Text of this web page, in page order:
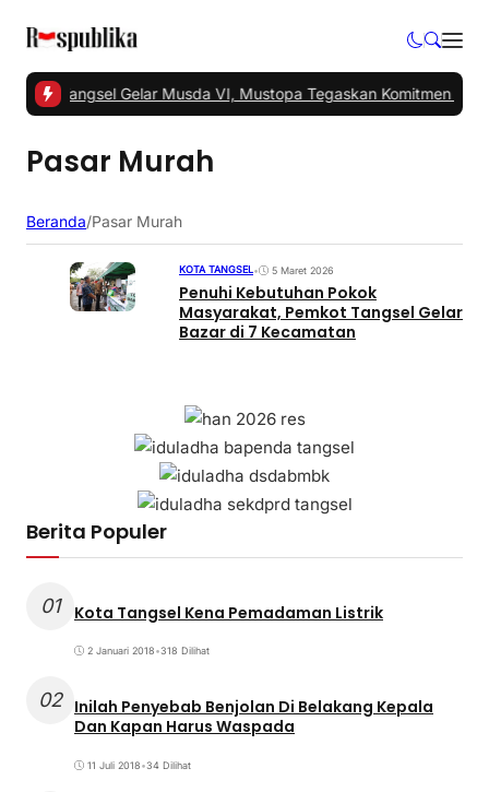
PKS Tangsel Gelar Musda VI, Mustopa Tegaskan Komitmen
Pasar Murah
Beranda/Pasar Murah
KOTA TANGSEL• 5 Maret 2026
Penuhi Kebutuhan Pokok
Masyarakat, Pemkot Tangsel Gelar
Bazar di 7 Kecamatan
Berita Populer
01 Kota Tangsel Kena Pemadaman Listrik
2 Januari 2018•318 Dilihat
02 Inilah Penyebab Benjolan Di Belakang Kepala
Dan Kapan Harus Waspada
11 Juli 2018•34 Dilihat